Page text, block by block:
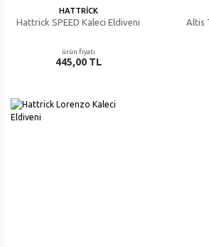
HATTRICK
Hattrick SPEED Kaleci Eldiveni
ürün fiyatı
445,00 TL
Altis